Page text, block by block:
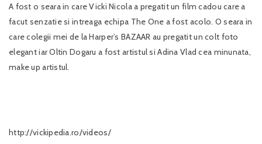
A fost o seara in care Vicki Nicola a pregatit un film cadou care a
facut senzatie si intreaga echipa The One a fost acolo. O seara in
care colegii mei de la Harper’s BAZAAR au pregatit un colt foto
elegant iar Oltin Dogaru a fost artistul si Adina Vlad cea minunata,
make up artistul.
http://vickipedia.ro/videos/